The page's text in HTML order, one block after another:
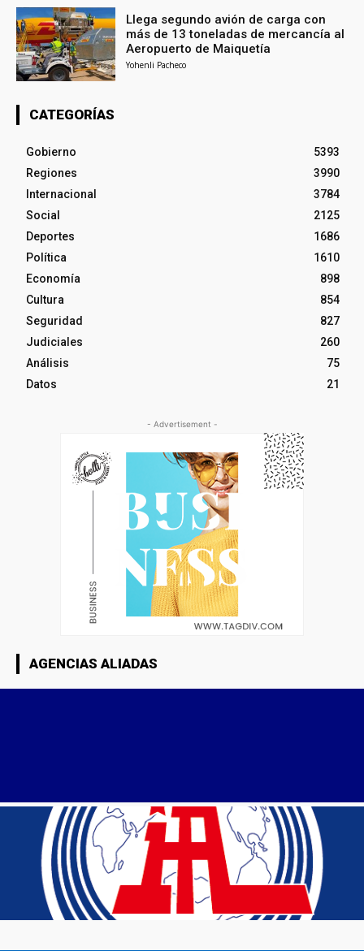
Llega segundo avión de carga con
más de 13 toneladas de mercancía al
Aeropuerto de Maiquetía
Yohenli Pacheco
CATEGORÍAS
Gobierno
5393
Regiones
3990
Internacional
3784
Social
2125
Deportes
1686
Política
1610
Economía
898
Cultura
854
Seguridad
827
Judiciales
260
Análisis
75
Datos
21
- Advertisement -
AGENCIAS ALIADAS